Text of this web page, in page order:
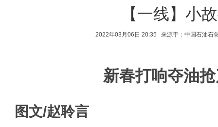
【一线】小
2022年03月06日 20:35 来源于：中国石油
新春打响夺油
图文/赵聆言